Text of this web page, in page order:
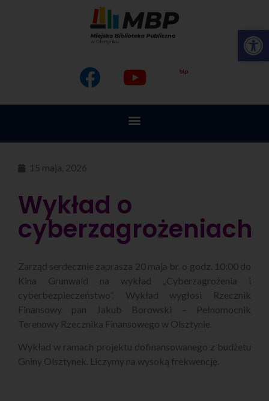
15 maja, 2026
Wykład o
cyberzagrożeniach
Zarząd serdecznie zaprasza 20 maja br. o godz. 10:00 do
Kina Grunwald na wykład „Cyberzagrożenia i
cyberbezpieczeństwo”. Wykład wygłosi Rzecznik
Finansowy pan Jakub Borowski – Pełnomocnik
Terenowy Rzecznika Finansowego w Olsztynie.
Wykład w ramach projektu dofinansowanego z budżetu
Gniny Olsztynek. Liczymy na wysoką frekwencję.